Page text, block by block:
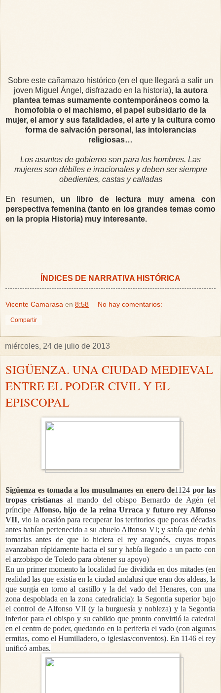
Sobre este cañamazo histórico (en el que llegará a salir un
joven Miguel Ángel, disfrazado en la historia), la autora
plantea temas sumamente contemporáneos como la
homofobia o el machismo, el papel subsidario de la
mujer, el amor y sus fatalidades, el arte y la cultura como
forma de salvación personal, las intolerancias
religiosas…
Los asuntos de gobierno son para los hombres. Las
mujeres son débiles e irracionales y deben ser siempre
obedientes, castas y calladas
En resumen, un libro de lectura muy amena con
perspectiva femenina (tanto en los grandes temas como
en la propia Historia) muy interesante.
ÍNDICES DE NARRATIVA HISTÓRICA
Vicente Camarasa en 8:58 No hay comentarios:
Compartir
miércoles, 24 de julio de 2013
SIGÜENZA. UNA CIUDAD MEDIEVAL
ENTRE EL PODER CIVIL Y EL
EPISCOPAL
Sigüenza es tomada a los musulmanes en enero de1124 por las
tropas cristianas al mando del obispo Bernardo de Agén (el
príncipe Alfonso, hijo de la reina Urraca y futuro rey Alfonso
VII, vio la ocasión para recuperar los territorios que pocas décadas
antes habían pertenecido a su abuelo Alfonso VI; y sabía que debía
tomarlas antes de que lo hiciera el rey aragonés, cuyas tropas
avanzaban rápidamente hacia el sur y había llegado a un pacto con
el arzobispo de Toledo para obtener su apoyo)
En un primer momento la localidad fue dividida en dos mitades (en
realidad las que existía en la ciudad andalusí que eran dos aldeas, la
que surgía en torno al castillo y la del vado del Henares, con una
zona despoblada en la zona catedralicia): la Segontia superior bajo
el control de Alfonso VII (y la burguesía y nobleza) y la Segontia
inferior para el obispo y su cabildo que pronto convirtió la catedral
en el centro de poder, quedando en la periferia el vado (con algunas
ermitas, como el Humilladero, o iglesias/conventos). En 1146 el rey
unificó ambas.